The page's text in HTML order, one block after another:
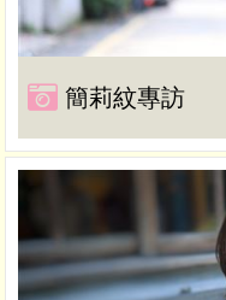
簡莉紋專訪